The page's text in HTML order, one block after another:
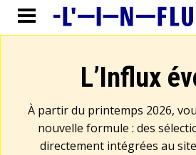
L’Influx
À partir du printemps 2026,
nouvelle formule : des
directement intégrées au